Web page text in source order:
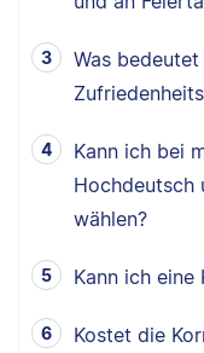
Was
Kann ich bei
Hochdeutsch
wählen?
Kann ich
Kostet die